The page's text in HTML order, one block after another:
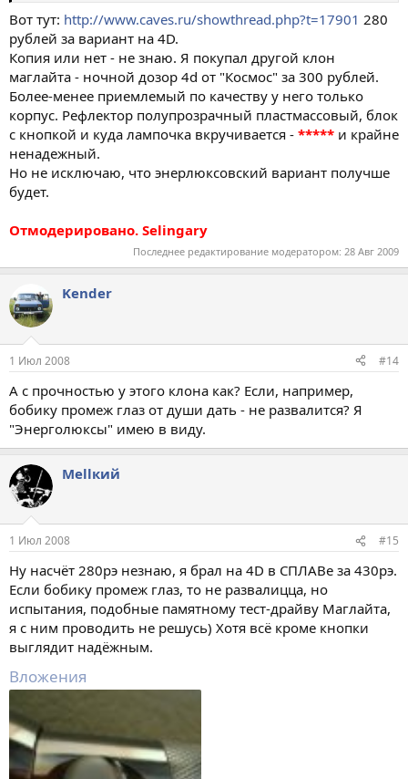
Вот тут: http://www.caves.ru/showthread.php?t=17901 280
рублей за вариант на 4D.
Копия или нет - не знаю. Я покупал другой клон
маглайта - ночной дозор 4d от "Космос" за 300 рублей.
Более-менее приемлемый по качеству у него только
корпус. Рефлектор полупрозрачный пластмассовый, блок
с кнопкой и куда лампочка вкручивается - ***** и крайне
ненадежный.
Но не исключаю, что энерлюксовский вариант получше
будет.
Отмодерировано. Selingary
Последнее редактирование модератором: 28 Авг 2009
Kender
1 Июл 2008 #14
А с прочностью у этого клона как? Если, например,
бобику промеж глаз от души дать - не развалится? Я
"Энерголюксы" имею в виду.
Меllкий
1 Июл 2008 #15
Ну насчёт 280рэ незнаю, я брал на 4D в СПЛАВе за 430рэ.
Если бобику промеж глаз, то не развалицца, но
испытания, подобные памятному тест-драйву Маглайта,
я с ним проводить не решусь) Хотя всё кроме кнопки
выглядит надёжным.
Вложения